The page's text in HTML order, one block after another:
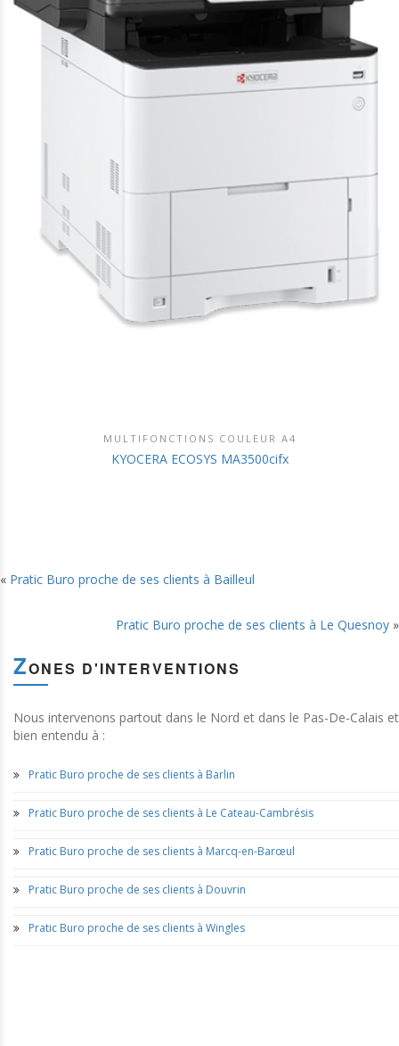
DÉCOUVRIR CE PRODUIT
MULTIFONCTIONS COULEUR A4
KYOCERA ECOSYS MA3500cifx
« Pratic Buro proche de ses clients à Bailleul
Pratic Buro proche de ses clients à Le Quesnoy »
ZONES D'INTERVENTIONS
Nous intervenons partout dans le Nord et dans le Pas-De-Calais et
bien entendu à :
Pratic Buro proche de ses clients à Barlin
Pratic Buro proche de ses clients à Le Cateau-Cambrésis
Pratic Buro proche de ses clients à Marcq-en-Barœul
Pratic Buro proche de ses clients à Douvrin
Pratic Buro proche de ses clients à Wingles